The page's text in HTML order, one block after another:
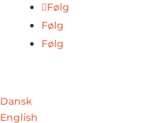
Følg
Følg
Følg
Dansk
English